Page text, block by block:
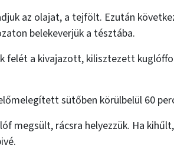
az olajat, a tejfölt. Ezután
belekeverjük a tésztába.
felét a kivajazott, kilisztezett
sütőben körülbelül 60
megsült, rácsra helyezzük. Ha